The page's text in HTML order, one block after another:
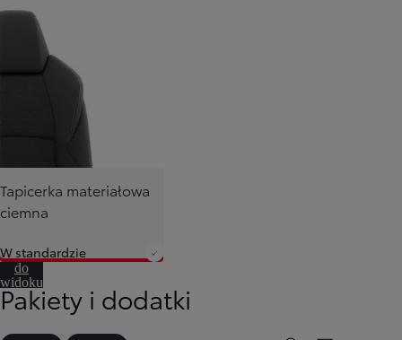
Tapicerka materiałowa
ciemna
W standardzie
Przejdź
do
widoku
360º
Pakiety i dodatki